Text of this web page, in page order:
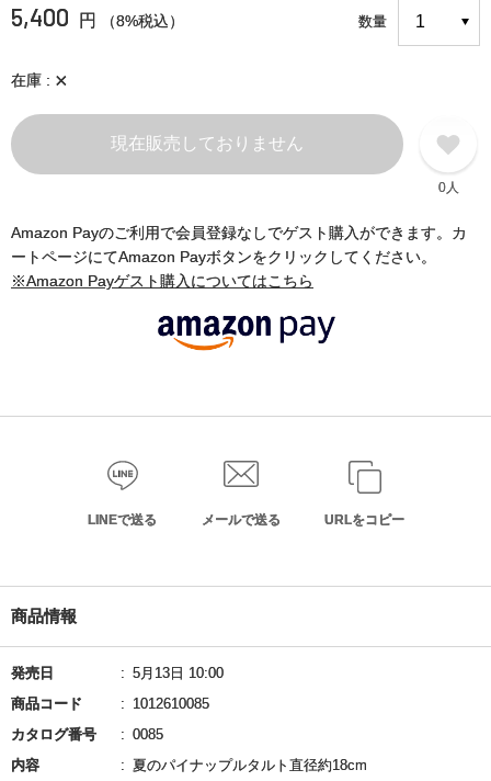
5,400 円 （8%税込） 数量
在庫 ×
現在販売しておりません
0人
Amazon Payのご利用で会員登録なしでゲスト購入ができます。カ
ートページにてAmazon Payボタンをクリックしてください。
※Amazon Payゲスト購入についてはこちら
LINEで送る メールで送る URLをコピー
商品情報
発売日
5月13日 10:00
商品コード
1012610085
カタログ番号
0085
内容
夏のパイナップルタルト直径約18cm